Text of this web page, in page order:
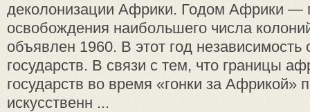
деколонизации Африки. Годом Африки —
освобождения наибольшего числа
объявлен 1960. В этот год независимость
государств. В связи с тем, что границы
государств во время «гонки за Африкой»
искусственн ...